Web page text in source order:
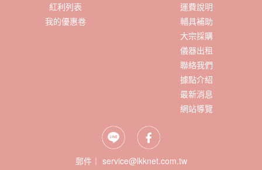
紅利列表
我的優惠卷
運費說明
輔具補助
大宗採購
儀器出租
聯絡我們
據點介紹
最新消息
網站導覽
郵件｜ service@lkknet.com.tw